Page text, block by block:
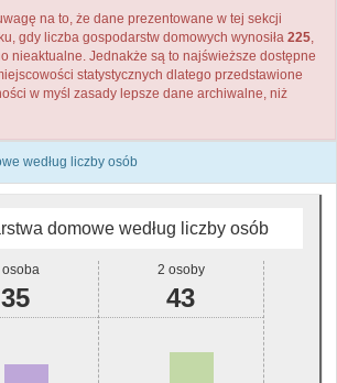
na to, że dane prezentowane w tej sekcji
gdy liczba gospodarstw domowych wynosiła 225,
nieaktualne. Jednakże są to najświeższe dostępne
statystycznych dlatego przedstawione
w myśl zasady lepsze dane archiwalne, niż
według liczby osób
domowe według liczby osób
osoba
35
2 osoby
43